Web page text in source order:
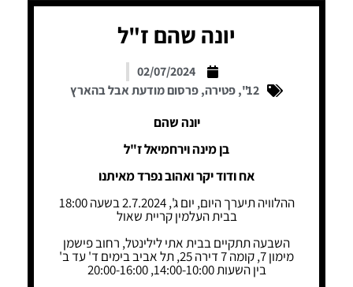
יונה שהם ז"ל
02/07/2024
12"
,פטירה,פרסום מודעת אבל בהארץ
יונה שהם
בן מינה וירחמיאל ז"ל
אח ודוד יקר ואהוב נפרד מאיתנו
ההלוויה תיערך היום, יום ג', 2.7.2024 בשעה 18:00
בבית העלמין קריית שאול
השבעה תתקיים בבית אתי לילינטל, רחוב פישמן
מימון 7, קומה 7 דירה 25, תל אביב בימים ד' עד ב'
בין השעות 14:00-10:00, 20:00-16:00